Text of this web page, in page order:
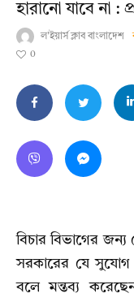
হারানো যাবে না :
ল'ইয়ার্স ক্লাব বাংলাদেশ
0
বিচার বিভাগের জন্য
সরকারের যে সুযোগ
বলে মন্তব্য